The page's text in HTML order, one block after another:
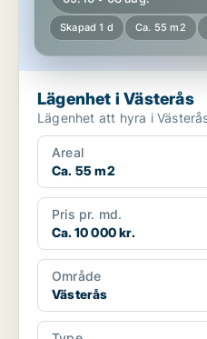
Skapad 1 d Ca. 55 m2
Lägenhet i Västerås
Areal
Ca. 55 m2
Pris pr. md.
Ca. 10 000 kr.
Område
Västerås